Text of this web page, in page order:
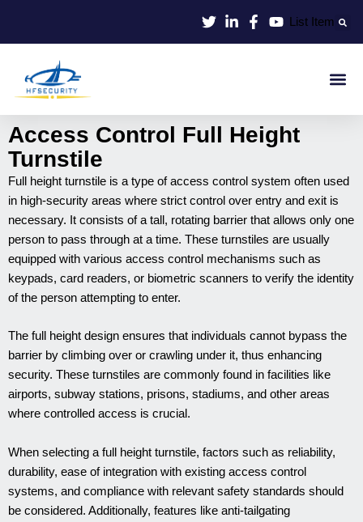
contenu
List Item
Access Control Full Height
Turnstile
Full height turnstile is a type of access control system often used
in high-security areas where strict control over entry and exit is
necessary. It consists of a tall, rotating barrier that allows only one
person to pass through at a time. These turnstiles are usually
equipped with various access control mechanisms such as
keypads, card readers, or biometric scanners to verify the identity
of the person attempting to enter.
The full height design ensures that individuals cannot bypass the
barrier by climbing over or crawling under it, thus enhancing
security. These turnstiles are commonly found in facilities like
airports, subway stations, prisons, stadiums, and other areas
where controlled access is crucial.
When selecting a full height turnstile, factors such as reliability,
durability, ease of integration with existing access control
systems, and compliance with relevant safety standards should
be considered. Additionally, features like anti-tailgating